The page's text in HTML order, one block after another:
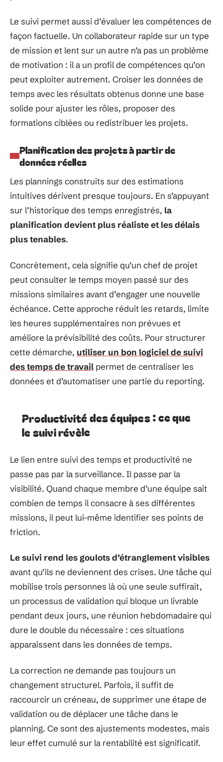
Le suivi permet aussi d’évaluer les compétences de
façon factuelle. Un collaborateur rapide sur un type
de mission et lent sur un autre n’a pas un problème
de motivation : il a un profil de compétences qu’on
peut exploiter autrement. Croiser les données de
temps avec les résultats obtenus donne une base
solide pour ajuster les rôles, proposer des
formations ciblées ou redistribuer les projets.
Planification des projets à partir de
données réelles
Les plannings construits sur des estimations
intuitives dérivent presque toujours. En s’appuyant
sur l’historique des temps enregistrés, la
planification devient plus réaliste et les délais
plus tenables.
Concrètement, cela signifie qu’un chef de projet
peut consulter le temps moyen passé sur des
missions similaires avant d’engager une nouvelle
échéance. Cette approche réduit les retards, limite
les heures supplémentaires non prévues et
améliore la prévisibilité des coûts. Pour structurer
cette démarche, utiliser un bon logiciel de suivi
des temps de travail permet de centraliser les
données et d’automatiser une partie du reporting.
Productivité des équipes : ce que
le suivi révèle
Le lien entre suivi des temps et productivité ne
passe pas par la surveillance. Il passe par la
visibilité. Quand chaque membre d’une équipe sait
combien de temps il consacre à ses différentes
missions, il peut lui-même identifier ses points de
friction.
Le suivi rend les goulots d’étranglement visibles
avant qu’ils ne deviennent des crises. Une tâche qui
mobilise trois personnes là où une seule suffirait,
un processus de validation qui bloque un livrable
pendant deux jours, une réunion hebdomadaire qui
dure le double du nécessaire : ces situations
apparaissent dans les données de temps.
La correction ne demande pas toujours un
changement structurel. Parfois, il suffit de
raccourcir un créneau, de supprimer une étape de
validation ou de déplacer une tâche dans le
planning. Ce sont des ajustements modestes, mais
leur effet cumulé sur la rentabilité est significatif.